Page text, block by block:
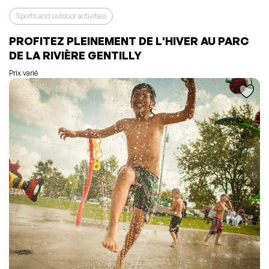
Sports and outdoor activities
PROFITEZ PLEINEMENT DE L'HIVER AU PARC
DE LA RIVIÈRE GENTILLY
Prix varié
L'événement a été ajouté à vos favoris
Événement retiré de vos favoris